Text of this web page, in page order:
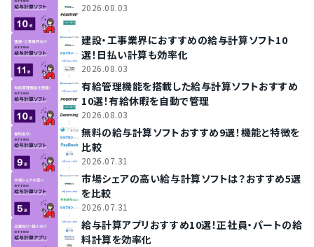
2026.08.03
建設・工事業界におすすめの給与計算ソフト10
選！日払い計算も効率化
2026.08.03
有給管理機能を搭載した給与計算ソフトおすすめ
10選！有給休暇を自動で管理
2026.08.03
無料の給与計算ソフトおすすめ9選！機能と特徴を
比較
2026.07.31
市場シェアの高い給与計算ソフトは？おすすめ5選
を比較
2026.07.31
給与計算アプリおすすめ10選！正社員・パートの給
料計算を効率化